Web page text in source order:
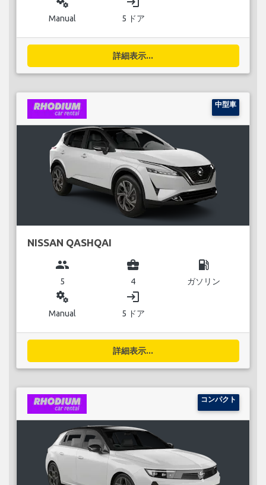
Manual 5 ドア
詳細表示...
中型車
NISSAN QASHQAI
group
5
business_center
4
local_gas_station
ガソリン
miscellaneous_services
Manual
login
5 ドア
詳細表示...
コンパクト